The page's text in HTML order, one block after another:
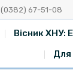
(0382) 67-51-08
Вісник ХНУ:
Для